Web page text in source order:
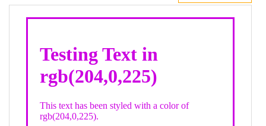
white, rgb(204,0,225));
div class="textColor borderColor"
< h1>Testing Text in rgb(204,0,225)